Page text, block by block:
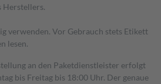
Herstellers.
verwenden. Vor Gebrauch stets Etikett
lesen.
an den Paketdienstleister erfolgt
bis Freitag bis 18:00 Uhr. Der genaue